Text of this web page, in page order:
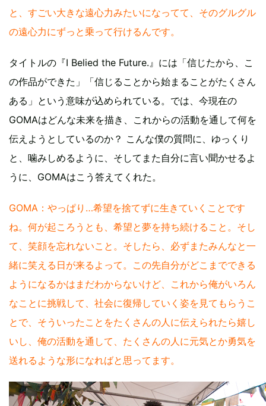
と、すごい大きな遠心力みたいになってて、そのグルグル
の遠心力にずっと乗って行けるんです。
タイトルの『I Belied the Future.』には「信じたから、こ
の作品ができた」「信じることから始まることがたくさん
ある」という意味が込められている。では、今現在の
GOMAはどんな未来を描き、これからの活動を通して何を
伝えようとしているのか？ こんな僕の質問に、ゆっくり
と、噛みしめるように、そしてまた自分に言い聞かせるよ
うに、GOMAはこう答えてくれた。
GOMA：やっぱり…希望を捨てずに生きていくことです
ね。何が起ころうとも、希望と夢を持ち続けること。そし
て、笑顔を忘れないこと。そしたら、必ずまたみんなと一
緒に笑える日が来るよって。この先自分がどこまでできる
ようになるかはまだわからないけど、これから俺がいろん
なことに挑戦して、社会に復帰していく姿を見てもらうこ
とで、そういったことをたくさんの人に伝えられたら嬉し
いし、俺の活動を通して、たくさんの人に元気とか勇気を
送れるような形になればと思ってます。